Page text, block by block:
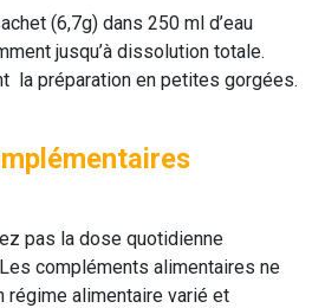
(6,7g) dans 250 ml d’eau
jusqu’à dissolution totale.
la préparation en petites gorgées.
pas la dose quotidienne
compléments alimentaires ne
régime alimentaire varié et